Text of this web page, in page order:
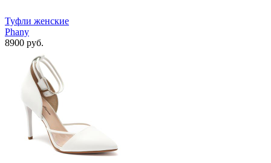
Туфли женские
Phany
8900 руб.